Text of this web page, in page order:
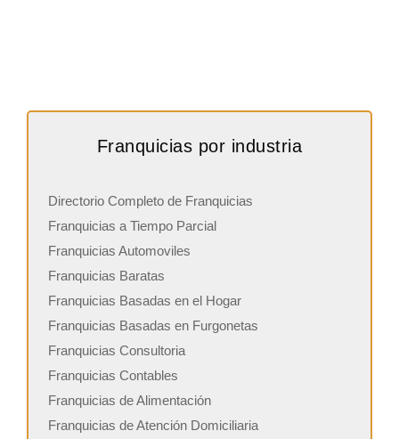
Franquicias por industria
Directorio Completo de Franquicias
Franquicias a Tiempo Parcial
Franquicias Automoviles
Franquicias Baratas
Franquicias Basadas en el Hogar
Franquicias Basadas en Furgonetas
Franquicias Consultoria
Franquicias Contables
Franquicias de Alimentación
Franquicias de Atención Domiciliaria